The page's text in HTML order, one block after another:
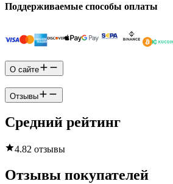
Поддерживаемые способы оплаты
О сайте
Отзывы
Средний рейтинг
4.82 отзывы
Отзывы покупателей